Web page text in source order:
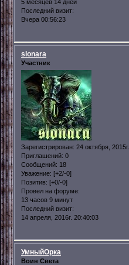
5 месяцев 14 дней
Последний визит:
Вчера 00:56:23
slonara
Участник
Зарегистрирован: 24 октября, 2015г.
Приглашений: 0
Сообщений: 18
Уважение: [+2/-0]
Позитив: [+0/-0]
Провел на форуме:
13 часов 9 минут
Последний визит:
14 апреля, 2016г. 20:40:03
УмныйОрка
Воин Света